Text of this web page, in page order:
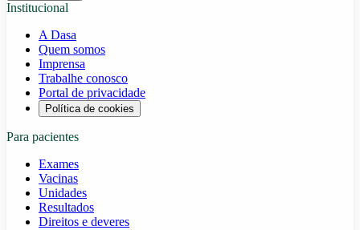
Institucional
A Dasa
Quem somos
Imprensa
Trabalhe conosco
Portal de privacidade
Política de cookies
Para pacientes
Exames
Vacinas
Unidades
Resultados
Direitos e deveres